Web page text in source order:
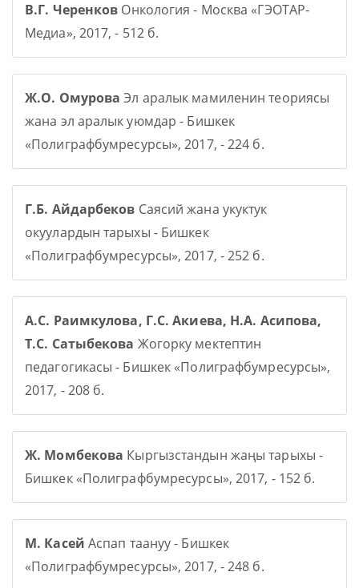
В.Г. Черенков Онкология - Москва «ГЭОТАР-
Медиа», 2017, - 512 б.
Ж.О. Омурова Эл аралык мамиленин теориясы
жана эл аралык уюмдар - Бишкек
«Полиграфбумресурсы», 2017, - 224 б.
Г.Б. Айдарбеков Саясий жана укуктук
окуулардын тарыхы - Бишкек
«Полиграфбумресурсы», 2017, - 252 б.
А.С. Раимкулова, Г.С. Акиева, Н.А. Асипова,
Т.С. Сатыбекова Жогорку мектептин
педагогикасы - Бишкек «Полиграфбумресурсы»,
2017, - 208 б.
Ж. Момбекова Кыргызстандын жаңы тарыхы -
Бишкек «Полиграфбумресурсы», 2017, - 152 б.
М. Касей Аспап таануу - Бишкек
«Полиграфбумресурсы», 2017, - 248 б.